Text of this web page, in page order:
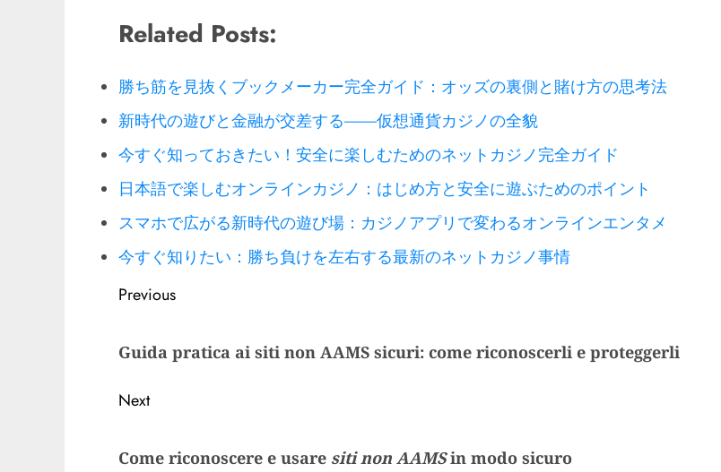
Related Posts:
勝ち筋を見抜くブックメーカー完全ガイド：オッズの裏側と賭け方の思考法
新時代の遊びと金融が交差する——仮想通貨カジノの全貌
今すぐ知っておきたい！安全に楽しむためのネットカジノ完全ガイド
日本語で楽しむオンラインカジノ：はじめ方と安全に遊ぶためのポイント
スマホで広がる新時代の遊び場：カジノアプリで変わるオンラインエンタメ
今すぐ知りたい：勝ち負けを左右する最新のネットカジノ事情
Post
Previous
post:
Guida pratica ai siti non AAMS sicuri: come riconoscerli e proteggerli
Next
post:
Come riconoscere e usare siti non AAMSin modo sicuro